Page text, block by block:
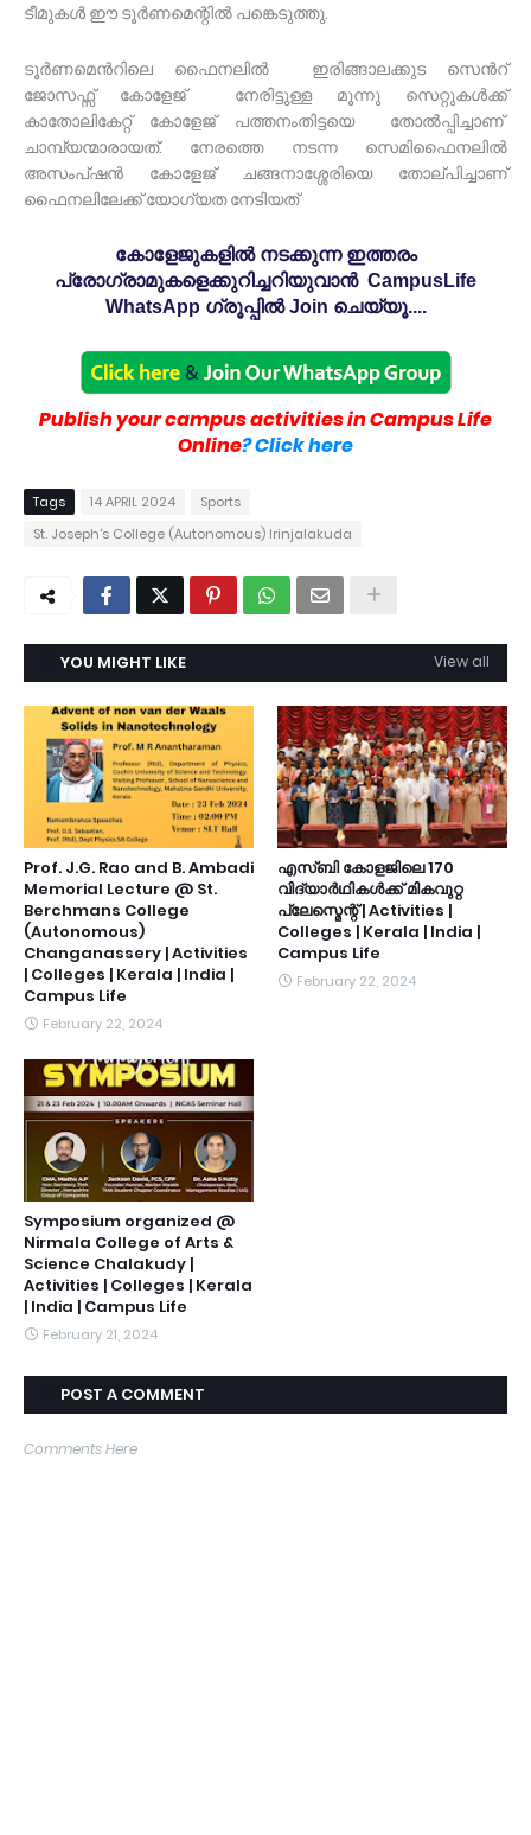
ടീമുകള്‍ ഈ ടൂര്‍ണമെന്റില്‍ പങ്കെടുത്തു.
ടൂർണമെന്‍റിലെ ഫൈനലിൽ ഇരിങ്ങാലക്കുട സെന്‍റ്
ജോസഫ്സ് കോളേജ് നേരിട്ടുള്ള മൂന്നു സെറ്റുകള്‍ക്ക്
കാതോലികേറ്റ് കോളേജ് പത്തനംതിട്ടയെ തോല്‍പ്പിച്ചാണ്
ചാമ്പ്യന്മാരായത്. നേരത്തെ നടന്ന സെമിഫൈനലില്‍
അസംപ്ഷന്‍ കോളേജ് ചങ്ങനാശ്ശേരിയെ തോല്പിച്ചാണ്
ഫൈനലിലേക്ക് യോഗ്യത നേടിയത്
കോളേജുകളിൽ നടക്കുന്ന ഇത്തരം
പ്രോഗ്രാമുകളെക്കുറിച്ചറിയുവാൻ CampusLife
WhatsApp ഗ്രൂപ്പിൽ Join ചെയ്യൂ....
Publish your campus activities in Campus Life
Online? Click here
Tags 14 APRIL 2024
Sports
St. Joseph's College (Autonomous) Irinjalakuda
YOU MIGHT LIKE View all
Prof. J.G. Rao and B. Ambadi
Memorial Lecture @ St.
Berchmans College
(Autonomous)
Changanassery | Activities
| Colleges | Kerala | India |
Campus Life
February 22, 2024
എസ്ബി കോളജിലെ 170
വിദ്യാർഥികൾക്ക് മികവുറ്റ
പ്ലേസ്മെന്റ് | Activities |
Colleges | Kerala | India |
Campus Life
February 22, 2024
Symposium organized @
Nirmala College of Arts &
Science Chalakudy |
Activities | Colleges | Kerala
| India | Campus Life
February 21, 2024
POST A COMMENT
Comments Here